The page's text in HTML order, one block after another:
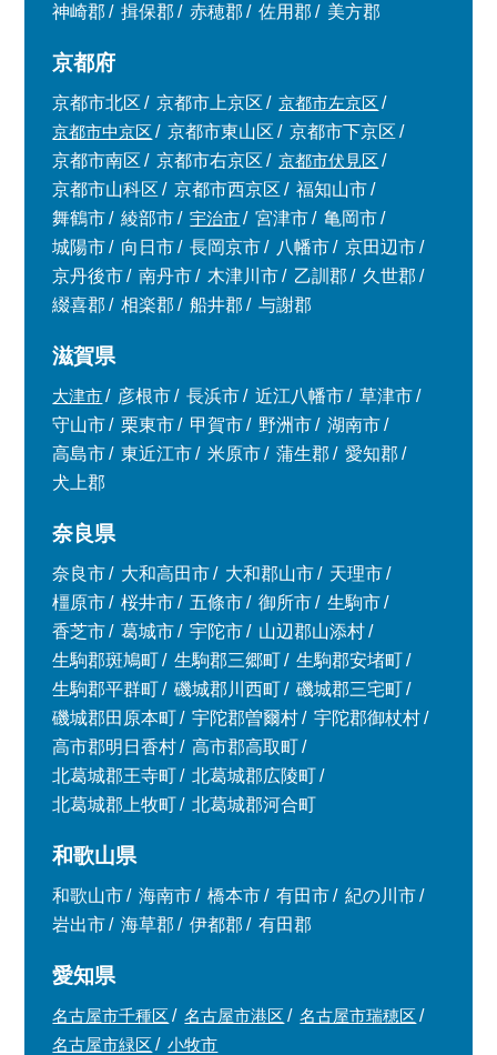
神崎郡
揖保郡 赤穂郡 佐用郡 美方郡
京都府
京都市北区 京都市上京区
京都市左京区
京都市中京区
京都市東山区
京都市下京区
京都市南区
京都市右京区
京都市伏見区
京都市山科区
京都市西京区
福知山市
舞鶴市
綾部市 宇治市 宮津市
亀岡市
城陽市
向日市 長岡京市 八幡市
京田辺市
京丹後市
南丹市 木津川市 乙訓郡
久世郡
綴喜郡
相楽郡 船井郡 与謝郡
滋賀県
大津市 彦根市 長浜市 近江八幡市
草津市
守山市
栗東市 甲賀市 野洲市
湖南市
高島市
東近江市 米原市 蒲生郡
愛知郡
犬上郡
奈良県
奈良市 大和高田市 大和郡山市
天理市
橿原市
桜井市 五條市 御所市
生駒市
香芝市
葛城市 宇陀市
山辺郡山添村
生駒郡斑鳩町
生駒郡三郷町
生駒郡安堵町
生駒郡平群町
磯城郡川西町
磯城郡三宅町
磯城郡田原本町
宇陀郡曽爾村
宇陀郡御杖村
高市郡明日香村
高市郡高取町
北葛城郡王寺町
北葛城郡広陵町
北葛城郡上牧町
北葛城郡河合町
和歌山県
和歌山市 海南市 橋本市 有田市
紀の川市
岩出市
海草郡 伊都郡 有田郡
愛知県
名古屋市千種区 名古屋市港区
名古屋市瑞穂区
名古屋市緑区
小牧市